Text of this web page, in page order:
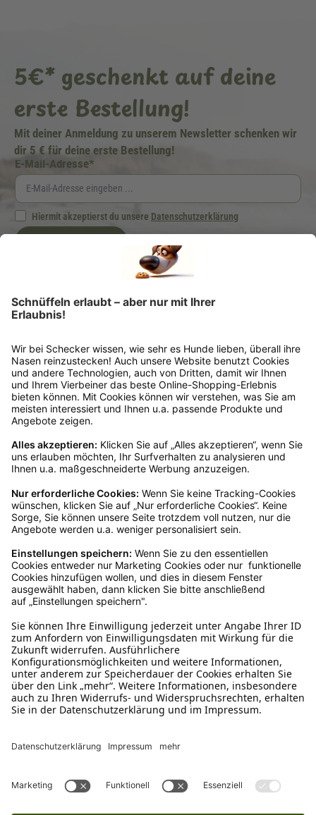
5€* geschenkt auf deine
erste Bestellung!
Mit deiner Anmeldung zu unserem Newsletter schenken wir
dir 5 € für deine erste Bestellung!
E-Mail-Adresse*
Hiermit akzeptierst du unsere Datenschutzerklärung
Ich möchte regelmäßig von der Schecker GmbH über Hundefutter und -zubehör per
E-Mail informiert werden. Diese Einwilligung kann ich jederzeit unter "Abmelden"
*Dein Gutscheincode ist einmalig einlösbar, ab 25 € Bestellwert, nicht kombinierbar
und nicht auszahlbar. Gültig 6 Monate ab Erhalt, nicht für frühere Bestellungen.
Klicks werten wir anonym aus – ohne Rückschluss auf Dich. Deine Daten bleiben
Sperrung oder Löschung verlangen. Nach einem Kauf senden wir Dir ggf. ähnliche
Angebote per Mail (§7 Abs. 3 UWG). Dem kannst Du jederzeit widersprechen, z. B.
an datenschutz@schecker.de. Mehr Infos in unserer Datenschutzerklärung.
Kundenservice
Mo – Fr 9 – 17 Uhr, Sa 9 – 13 Uhr
Ruf uns an
04942-60 64 080
Schreibe uns
verkauf@schecker.de
WhatsApp Support
+49 1520 8997191
Tritt unserem Newsletter bei